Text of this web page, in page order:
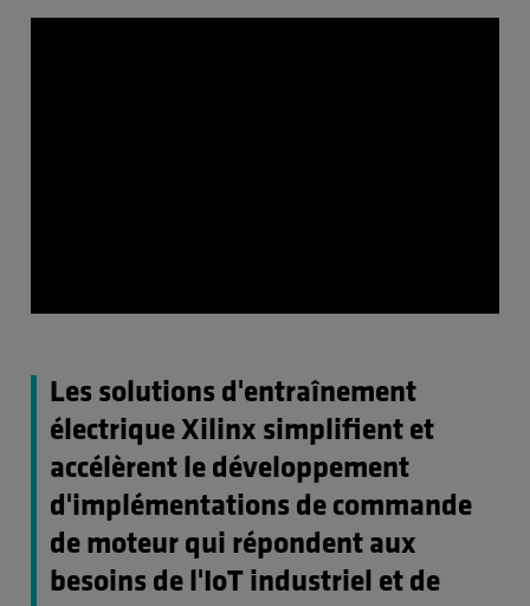
Les solutions d'entraînement
électrique Xilinx simplifient et
accélèrent le développement
d'implémentations de commande
de moteur qui répondent aux
besoins de l'IoT industriel et de